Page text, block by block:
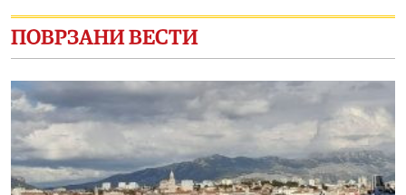
ПОВРЗАНИ ВЕСТИ